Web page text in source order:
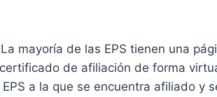
La mayoría de las EPS tienen una
de afiliación de forma
a la que se encuentra afiliado y